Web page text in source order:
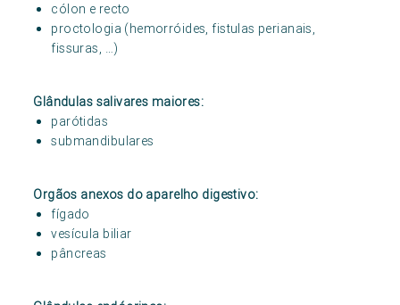
cólon e recto
proctologia (hemorróides, fistulas perianais,
fissuras, …)
Glândulas salivares maiores:
parótidas
submandibulares
Orgãos anexos do aparelho digestivo:
fígado
vesícula biliar
pâncreas